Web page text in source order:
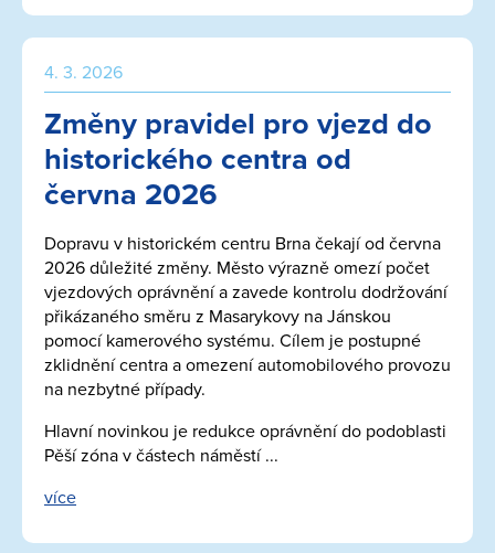
4. 3. 2026
Změny pravidel pro vjezd do
historického centra od
června 2026
Dopravu v historickém centru Brna čekají od června
2026 důležité změny. Město výrazně omezí počet
vjezdových oprávnění a zavede kontrolu dodržování
přikázaného směru z Masarykovy na Jánskou
pomocí kamerového systému. Cílem je postupné
zklidnění centra a omezení automobilového provozu
na nezbytné případy.
Hlavní novinkou je redukce oprávnění do podoblasti
Pěší zóna v částech náměstí ...
více